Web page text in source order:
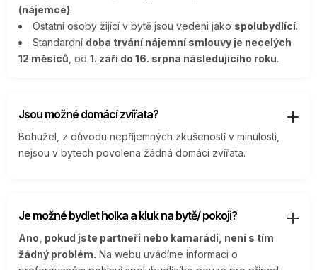
(nájemce).
Ostatní osoby žijící v bytě jsou vedeni jako spolubydlící.
Standardní doba trvání nájemní smlouvy je necelých
12 měsíců , od 1. září do 16. srpna následujícího roku.
Jsou možné domácí zvířata?
Bohužel, z důvodu nepříjemných zkušeností v minulosti,
nejsou v bytech povolena žádná domácí zvířata.
Je možné bydlet holka a kluk na bytě/ pokoji?
Ano, pokud jste partneři nebo kamarádi, není s tím
žádný problém. Na webu uvádíme informaci o